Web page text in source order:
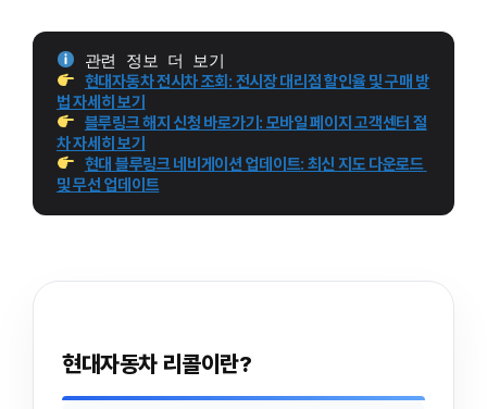
관련 정보 더 보기
현대자동차 전시차 조회: 전시장 대리점 할인율 및 구매 방
법 자세히 보기
블루링크 해지 신청 바로가기: 모바일 페이지 고객센터 절
차 자세히 보기
현대 블루링크 네비게이션 업데이트: 최신 지도 다운로드
및 무선 업데이트
현대자동차 리콜이란?